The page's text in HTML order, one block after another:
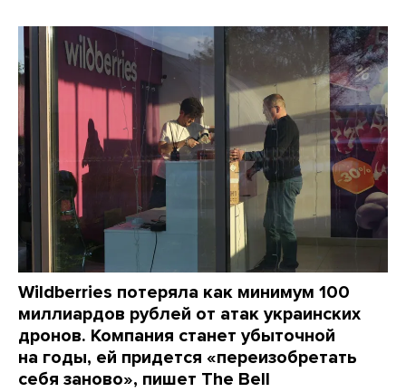
Wildberries потеряла как минимум 100
миллиардов рублей от атак украинских
дронов. Компания станет убыточной
на годы, ей придется «переизобретать
себя заново», пишет The Bell